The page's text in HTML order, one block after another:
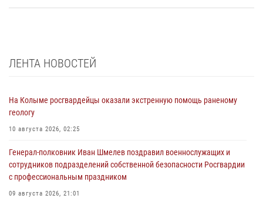
ЛЕНТА НОВОСТЕЙ
На Колыме росгвардейцы оказали экстренную помощь раненому
геологу
10 августа 2026, 02:25
Генерал-полковник Иван Шмелев поздравил военнослужащих и
сотрудников подразделений собственной безопасности Росгвардии
с профессиональным праздником
09 августа 2026, 21:01